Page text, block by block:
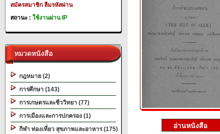
สมัครสมาชิก ลืมรหัสผ่าน
สถานะ : ใช้งานผ่าน IP
หมวดหนังสือ
กฎหมาย (2)
การศึกษา (143)
การเกษตรและชีววิทยา (77)
การเมืองและการปกครอง (1)
กีฬา ท่องเที่ยว สุขภาพและอาหาร (175)